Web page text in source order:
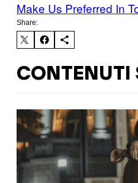
Make Us Preferred In
Share:
CONTENUTI